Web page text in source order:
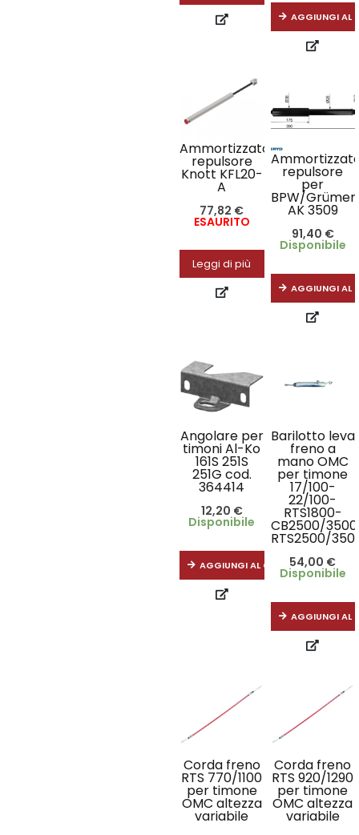
AGGIUNGI AL
Ammortizzatore
repulsore
Knott KFL20-
A
77,82 €
ESAURITO
Leggi di più
repulsore
per
BPW/Grümer
AK 3509
91,40 €
Disponibile
AGGIUNGI AL
Angolare per
timoni Al-Ko
161S 251S
251G cod.
364414
12,20 €
Disponibile
AGGIUNGI AL CARRELLO
Barilotto leva
freno a
mano OMC
per timone
17/100-
22/100-
RTS1800-
CB2500/
RTS2500/
54,00 €
Disponibile
AGGIUNGI AL
Corda freno
RTS 770/1100
per timone
OMC altezza
variabile
Corda freno
RTS 920/1290
per timone
OMC altezza
variabile